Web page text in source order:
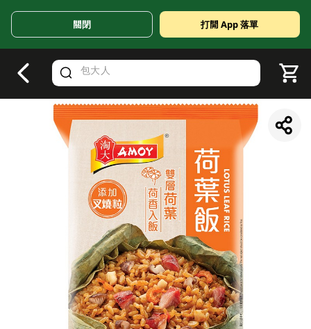
Valid Until 30 June 2026
關閉 打開 App 落單